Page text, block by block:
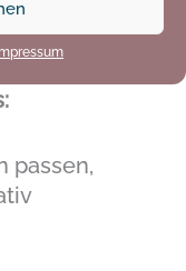
sollst Du
passen,